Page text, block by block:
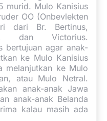
murid. Mulo Kanisius
OO (Onbevlekten
dari Br. Bertinus,
dan Victorius.
bertujuan agar anak-
ke Mulo Kanisius
melanjutkan ke Mulo
atau Mulo Netral.
anak-anak Jawa
anak-anak Belanda
kalau masih ada